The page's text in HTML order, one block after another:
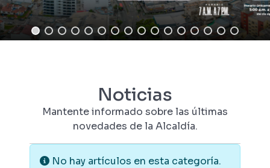
Noticias
Mantente informado sobre las últimas
novedades de la Alcaldía.
Información
No hay artículos en esta categoría.